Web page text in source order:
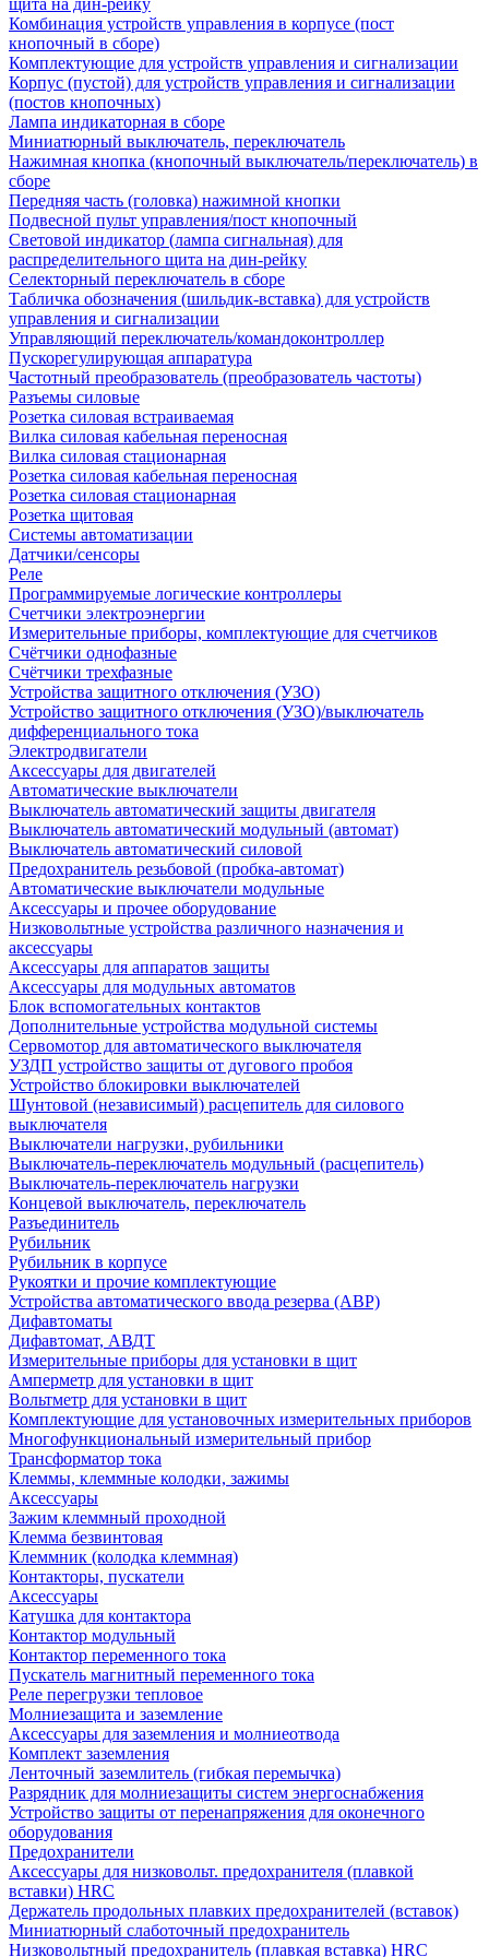
щита на дин-рейку
Комбинация устройств управления в корпусе (пост
кнопочный в сборе)
Комплектующие для устройств управления и сигнализации
Корпус (пустой) для устройств управления и сигнализации
(постов кнопочных)
Лампа индикаторная в сборе
Миниатюрный выключатель, переключатель
Нажимная кнопка (кнопочный выключатель/переключатель) в
сборе
Передняя часть (головка) нажимной кнопки
Подвесной пульт управления/пост кнопочный
Световой индикатор (лампа сигнальная) для
распределительного щита на дин-рейку
Селекторный переключатель в сборе
Табличка обозначения (шильдик-вставка) для устройств
управления и сигнализации
Управляющий переключатель/командоконтроллер
Пускорегулирующая аппаратура
Частотный преобразователь (преобразователь частоты)
Разъемы силовые
Розетка силовая встраиваемая
Вилка силовая кабельная переносная
Вилка силовая стационарная
Розетка силовая кабельная переносная
Розетка силовая стационарная
Розетка щитовая
Системы автоматизации
Датчики/сенсоры
Реле
Программируемые логические контроллеры
Счетчики электроэнергии
Измерительные приборы, комплектующие для счетчиков
Счётчики однофазные
Счётчики трехфазные
Устройства защитного отключения (УЗО)
Устройство защитного отключения (УЗО)/выключатель
дифференциального тока
Электродвигатели
Аксессуары для двигателей
Автоматические выключатели
Выключатель автоматический защиты двигателя
Выключатель автоматический модульный (автомат)
Выключатель автоматический силовой
Предохранитель резьбовой (пробка-автомат)
Автоматические выключатели модульные
Аксессуары и прочее оборудование
Низковольтные устройства различного назначения и
аксессуары
Аксессуары для аппаратов защиты
Аксессуары для модульных автоматов
Блок вспомогательных контактов
Дополнительные устройства модульной системы
Сервомотор для автоматического выключателя
УЗДП устройство защиты от дугового пробоя
Устройство блокировки выключателей
Шунтовой (независимый) расцепитель для силового
выключателя
Выключатели нагрузки, рубильники
Выключатель-переключатель модульный (расцепитель)
Выключатель-переключатель нагрузки
Концевой выключатель, переключатель
Разъединитель
Рубильник
Рубильник в корпусе
Рукоятки и прочие комплектующие
Устройства автоматического ввода резерва (АВР)
Дифавтоматы
Дифавтомат, АВДТ
Измерительные приборы для установки в щит
Амперметр для установки в щит
Вольтметр для установки в щит
Комплектующие для установочных измерительных приборов
Многофункциональный измерительный прибор
Трансформатор тока
Клеммы, клеммные колодки, зажимы
Аксессуары
Зажим клеммный проходной
Клемма безвинтовая
Клеммник (колодка клеммная)
Контакторы, пускатели
Аксессуары
Катушка для контактора
Контактор модульный
Контактор переменного тока
Пускатель магнитный переменного тока
Реле перегрузки тепловое
Молниезащита и заземление
Аксессуары для заземления и молниеотвода
Комплект заземления
Ленточный заземлитель (гибкая перемычка)
Разрядник для молниезащиты систем энергоснабжения
Устройство защиты от перенапряжения для оконечного
оборудования
Предохранители
Аксессуары для низковольт. предохранителя (плавкой
вставки) HRC
Держатель продольных плавких предохранителей (вставок)
Миниатюрный слаботочный предохранитель
Низковольтный предохранитель (плавкая вставка) HRC